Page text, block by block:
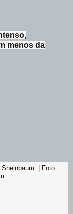
menos da
| Foto: